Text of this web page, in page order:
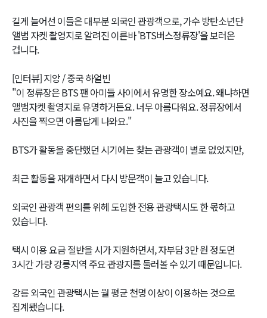
길게 늘어선 이들은 대부분 외국인 관광객으로, 가수 방탄소년단
앨범 자켓 촬영지로 알려진 이른바 'BTS버스정류장'을 보러온
겁니다.
[인터뷰] 지앙 / 중국 하얼빈
"이 정류장은 BTS 팬 아미들 사이에서 유명한 장소예요. 왜냐하면
앨범자켓 촬영지로 유명하거든요. 너무 아름다워요. 정류장에서
사진을 찍으면 아름답게 나와요."
BTS가 활동을 중단했던 시기에는 찾는 관광객이 별로 없었지만,
최근 활동을 재개하면서 다시 방문객이 늘고 있습니다.
외국인 관광객 편의를 위헤 도입한 전용 관광택시도 한 몫하고
있습니다.
택시 이용 요금 절반을 시가 지원하면서, 자부담 3만 원 정도면
3시간 가량 강릉지역 주요 관광지를 둘러볼 수 있기 때문입니다.
강릉 외국인 관광택시는 월 평균 천명 이상이 이용하는 것으로
집계됐습니다.